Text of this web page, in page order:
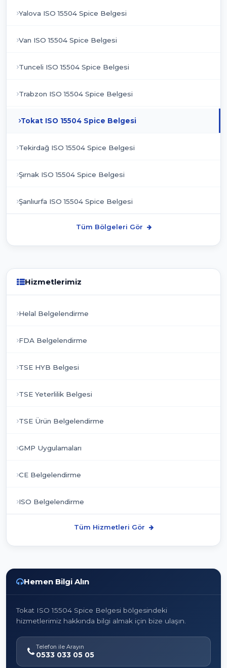
Yalova ISO 15504 Spice Belgesi
Van ISO 15504 Spice Belgesi
Tunceli ISO 15504 Spice Belgesi
Trabzon ISO 15504 Spice Belgesi
Tokat ISO 15504 Spice Belgesi
Tekirdağ ISO 15504 Spice Belgesi
Şırnak ISO 15504 Spice Belgesi
Şanlıurfa ISO 15504 Spice Belgesi
Tüm Bölgeleri Gör
Hizmetlerimiz
Helal Belgelendirme
FDA Belgelendirme
TSE HYB Belgesi
TSE Yeterlilik Belgesi
TSE Ürün Belgelendirme
GMP Uygulamaları
CE Belgelendirme
ISO Belgelendirme
Tüm Hizmetleri Gör
Hemen Bilgi Alın
Tokat ISO 15504 Spice Belgesi bölgesindeki
hizmetlerimiz hakkında bilgi almak için bize ulaşın.
Telefon ile Arayın
0533 033 05 05